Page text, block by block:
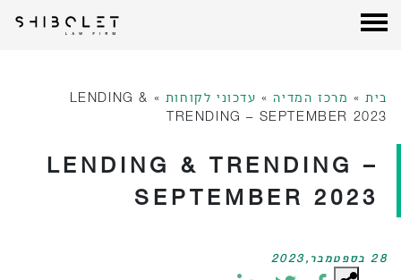
בית » מרכז המדיה» עדכוני לקוחות »
LENDING &
TRENDING – SEPTEMBER 2023
LENDING & TRENDING –
SEPTEMBER 2023
28 בספטמבר,2023